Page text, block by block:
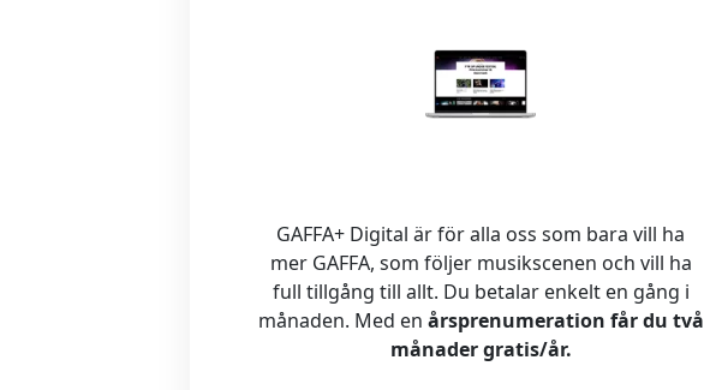
GAFFA+ Digital är för alla oss som bara vill ha
mer GAFFA, som följer musikscenen och vill ha
full tillgång till allt. Du betalar enkelt en gång i
månaden. Med en årsprenumeration får du två
månader gratis/år.